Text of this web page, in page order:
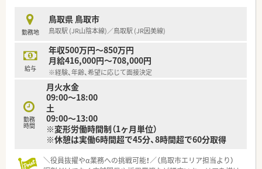
【法人特徴について】
■鳥取市にて1店舗のみを運営している法人であり、地域一番の
かかりつけ薬局を目指して質の高い医療を提供します。
■過去5年間での離職者がわずか1名という驚異的な定着率を誇
り、スタッフ同士の仲が良く非常に働きやすい職場です。
■未来の薬剤師を育成するために薬学生の実務実習を毎年積極
的に受け入れており、教育への意識も高い法人となります。
【職場環境と雰囲気】
■30代から70代までの幅広い年齢層のスタッフが在籍してお
り、年齢の垣根を越えて助け合える温かい雰囲気です。
■管理薬剤師は物腰が柔らかく丁寧な対応が評判の方で、困った
■休憩室は2階に広々としたスペースがあり、ソファーも完備さ
勤務地
鳥取県 鳥取市
鳥取駅 (JR山陰本線)／鳥取駅 (JR因美線)
給与
年収500万円～850万円
月給416,000円～708,000円
※経験、年齢、希望に応じて面接決定
勤務
時間
月火水金
09:00～18:00
土
09:00～13:00
※変形労働時間制（1ヶ月単位）
※休憩は実働6時間超で45分、8時間超で60分取得
＼役員抜擢やα業務への挑戦可能！／（鳥取市エリア担当より）